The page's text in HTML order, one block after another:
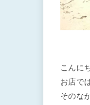
こんに
お店で
そのな